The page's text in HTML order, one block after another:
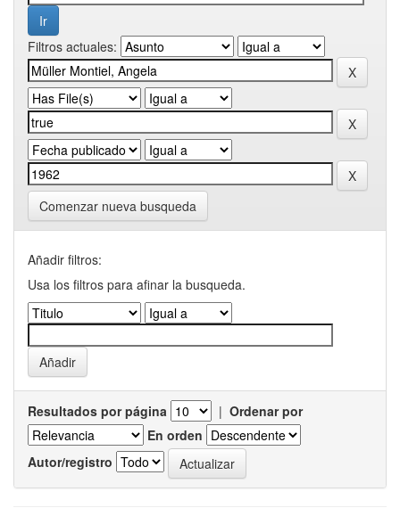
Filtros actuales:
Comenzar nueva busqueda
Añadir filtros:
Usa los filtros para afinar la busqueda.
Resultados por página | Ordenar por
En orden
Autor/registro